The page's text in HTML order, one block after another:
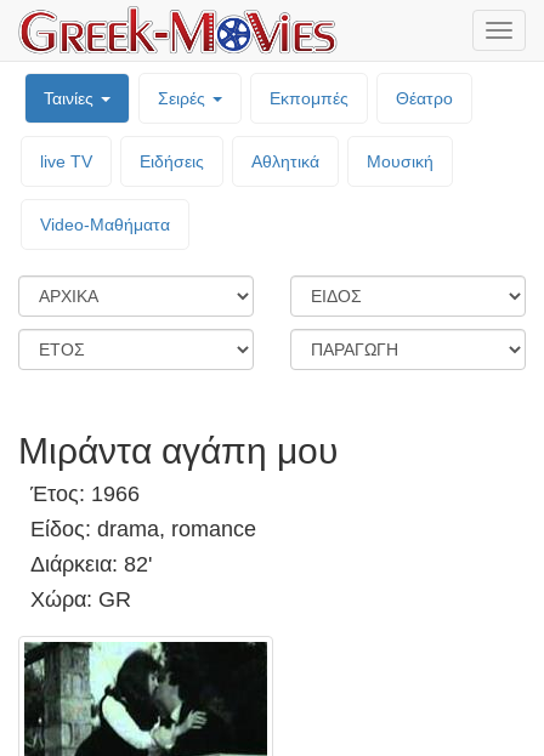
Ταινίες Σειρές Εκπομπές Θέατρο
live TV Ειδήσεις Αθλητικά Μουσική
Video-Mαθήματα
Μιράντα αγάπη μου
Έτος: 1966
Είδος: drama, romance
Διάρκεια: 82'
Χώρα: GR